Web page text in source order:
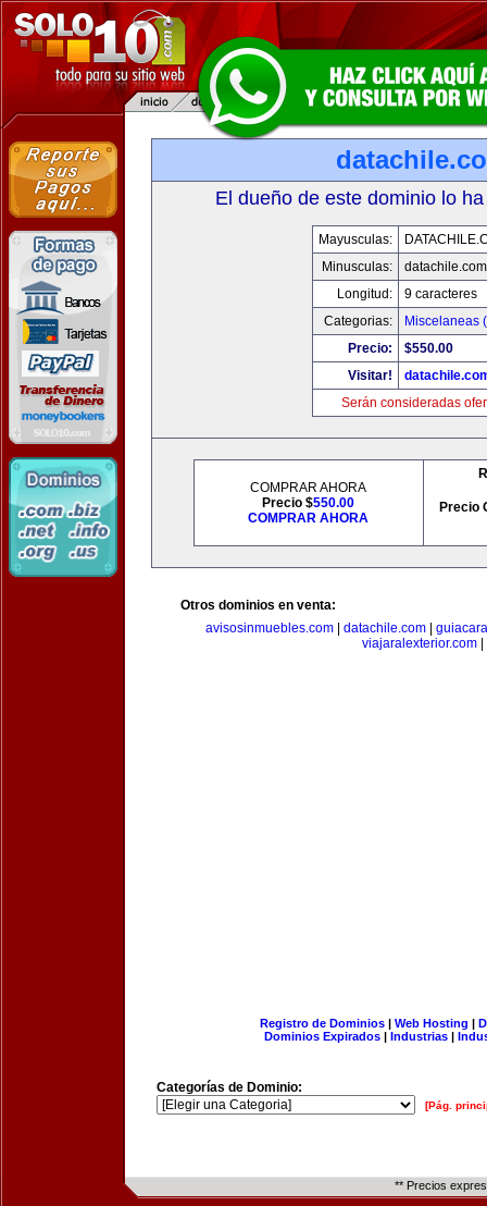
El dueño de este dominio lo
Mayusculas:
Minusculas:
datachile.com
Longitud:
9 caracteres
Categorias:
Miscelaneas
Precio:
$550.00
Visitar!
Serán consideradas
COMPRAR AHORA
Precio $550.00
COMPRAR AHORA
Precio
Otros dominios en venta:
avisosinmuebles.com
datachile.com
viajaralexterior.com
Registro de Dominios| Web Hosting |
Dominios Expirados | Industrias |
Categorías de Dominio:
[Pág.
** Precios